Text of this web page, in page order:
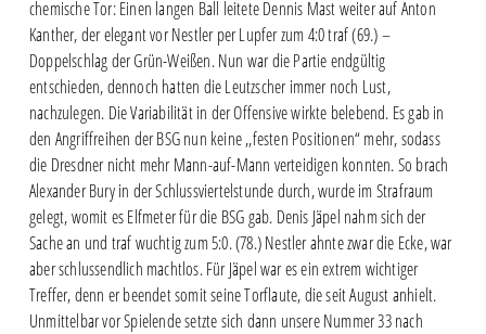
chemische Tor: Einen langen Ball leitete Dennis Mast weiter auf Anton
Kanther, der elegant vor Nestler per Lupfer zum 4:0 traf (69.) –
Doppelschlag der Grün-Weißen. Nun war die Partie endgültig
entschieden, dennoch hatten die Leutzscher immer noch Lust,
nachzulegen. Die Variabilität in der Offensive wirkte belebend. Es gab in
den Angriffreihen der BSG nun keine ,,festen Positionen“ mehr, sodass
die Dresdner nicht mehr Mann-auf-Mann verteidigen konnten. So brach
Alexander Bury in der Schlussviertelstunde durch, wurde im Strafraum
gelegt, womit es Elfmeter für die BSG gab. Denis Jäpel nahm sich der
Sache an und traf wuchtig zum 5:0. (78.) Nestler ahnte zwar die Ecke, war
aber schlussendlich machtlos. Für Jäpel war es ein extrem wichtiger
Treffer, denn er beendet somit seine Torflaute, die seit August anhielt.
Unmittelbar vor Spielende setzte sich dann unsere Nummer 33 nach